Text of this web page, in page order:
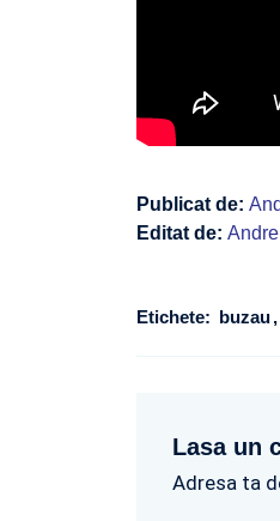
Publicat de:
Editat de:
Etichete: buzau
Lasa un
Adresa ta